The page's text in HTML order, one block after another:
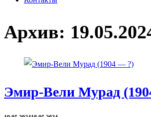
Архив:
Эмир-Вели Мурад